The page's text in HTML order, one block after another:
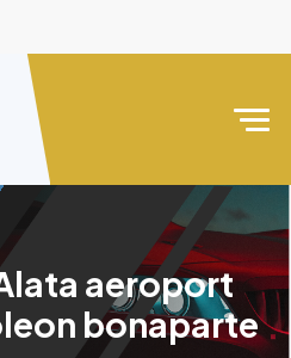
aeroport
bonaparte